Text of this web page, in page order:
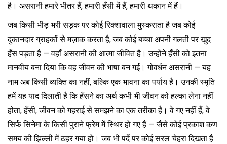
है। असरानी हमारे भीतर हैं, हमारी हँसी में हैं, हमारी थकान में हैं।
जब किसी भीड़ भरी सड़क पर कोई रिक्शावाला मुस्कराता है जब कोई
दुकानदार ग्राहकों से मज़ाक करता है, जब कोई बच्चा अपनी गलती पर खुद
हँस पड़ता है — वहाँ असरानी की आत्मा जीवित है। उन्होंने हँसी को इतना
मानवीय बना दिया कि वह जीवन की भाषा बन गई। गोवर्धन असरानी — यह
नाम अब किसी व्यक्ति का नहीं, बल्कि एक भावना का पर्याय है। उनकी स्मृति
हमें यह याद दिलाती है कि हँसने का अर्थ कभी भी जीवन को हल्का लेना नहीं
होता; हँसी, जीवन को गहराई से समझने का एक तरीका है। वे गए नहीं हैं, वे
सिर्फ सिनेमा के किसी पुराने फ्रेम में स्थिर हो गए हैं — जैसे कोई प्रकाश कण
समय की झिल्ली में ठहर गया हो। जब भी पर्दे पर कोई सरल चेहरा दिखता है